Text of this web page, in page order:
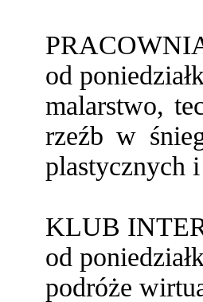
od
malarstwo,
rzeźb w
plastycznych
KLUB
od
podróże